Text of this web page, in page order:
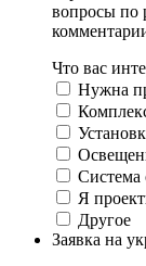
вопросы по
Что вас
Нужна
Система
Я
Другое
Заявка на